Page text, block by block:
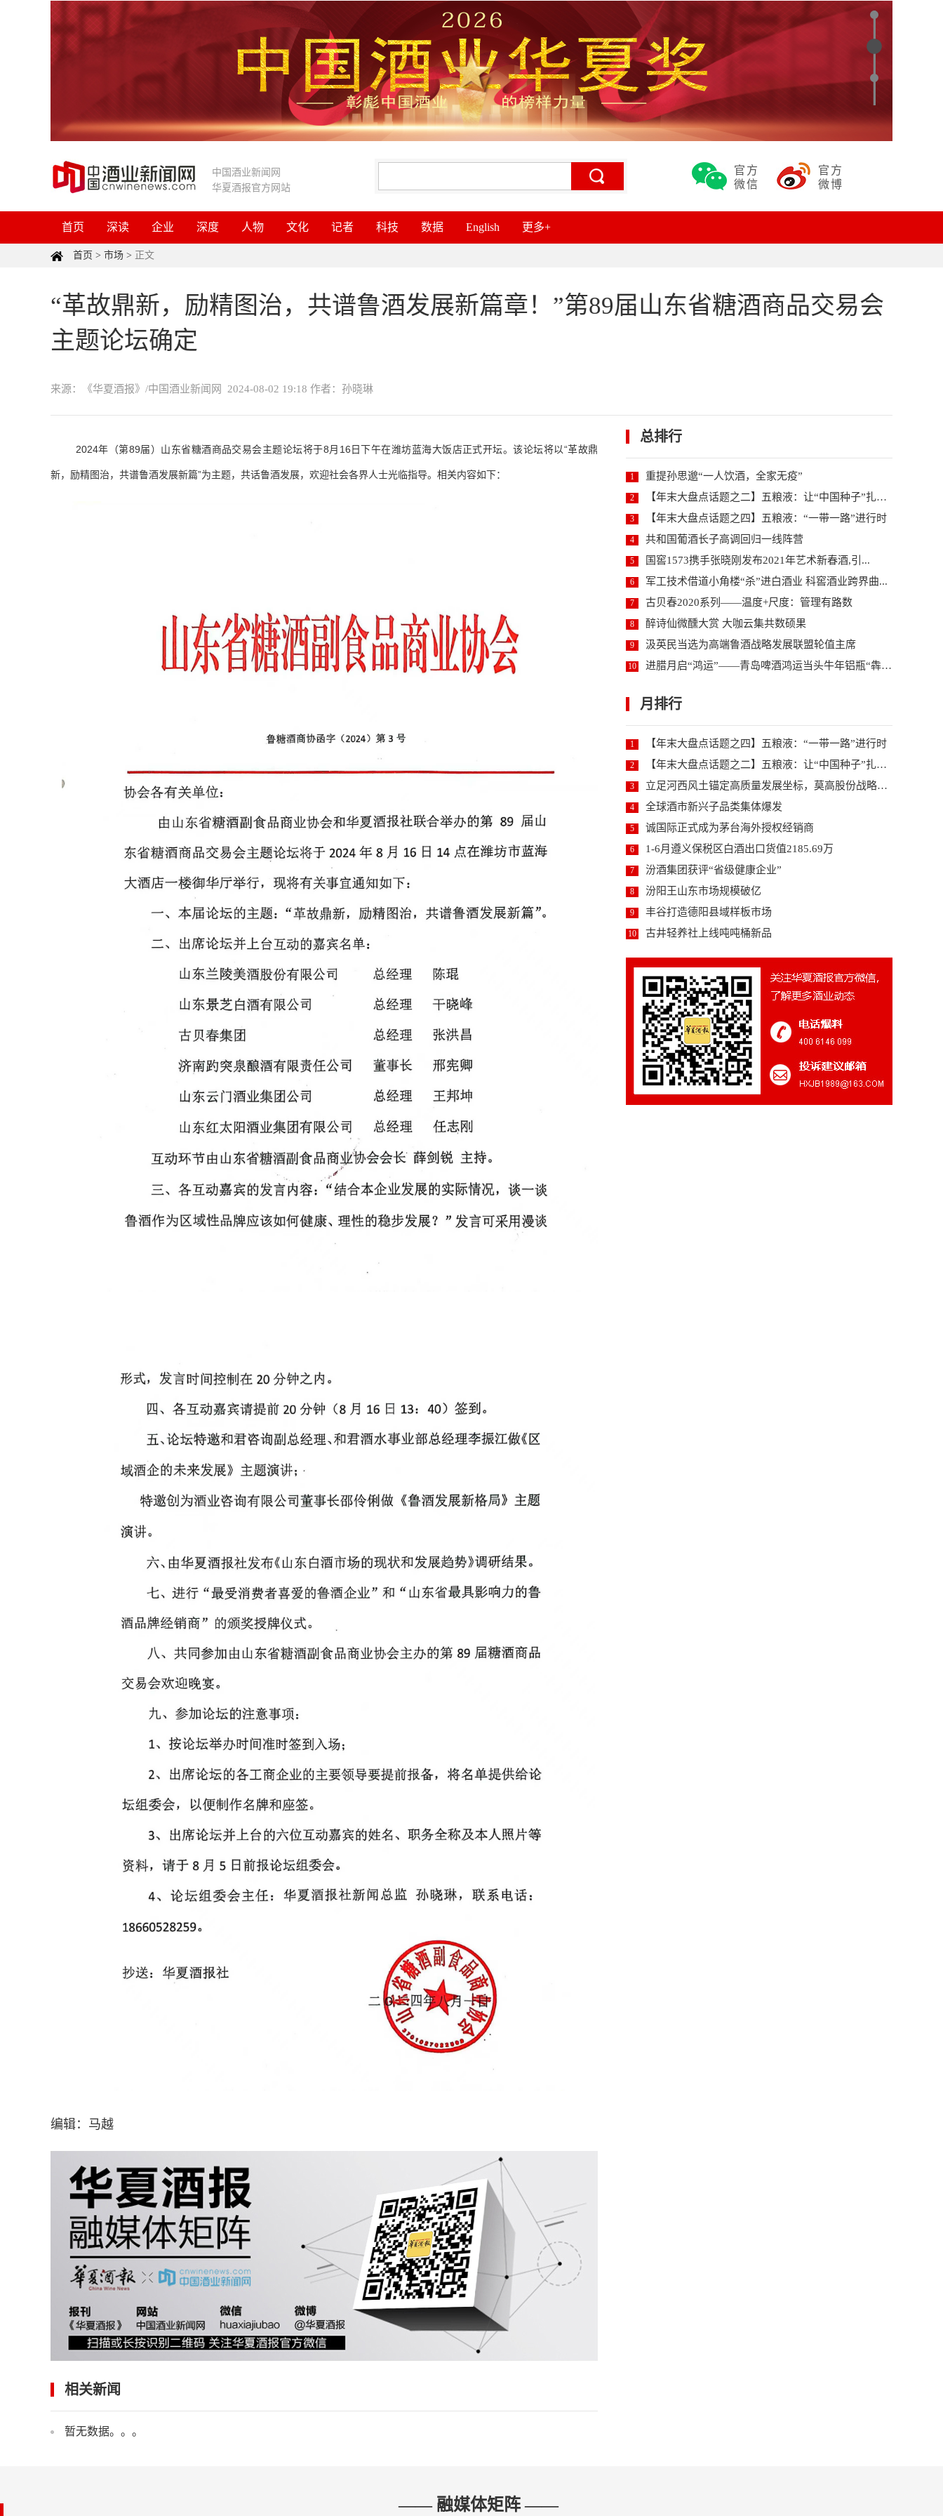
中国酒业新闻网
华夏酒报官方网站
官方
微信
官方
微博
首页 深读 企业 深度 人物 文化 记者 科技 数据 English 更多+
首页 > 市场 > 正文
“革故鼎新，励精图治，共谱鲁酒发展新篇章！”第89届山东省糖酒商品交易会
主题论坛确定
来源：《华夏酒报》/中国酒业新闻网 2024-08-02 19:18 作者：孙晓琳
2024年（第89届）山东省糖酒商品交易会主题论坛将于8月16日下午在潍坊蓝海大饭店正式开坛。该论坛将以“革故鼎
新，励精图治，共谱鲁酒发展新篇”为主题，共话鲁酒发展，欢迎社会各界人士光临指导。相关内容如下：
编辑：马越
相关新闻
暂无数据。。。
总排行
1 重提孙思邈“一人饮酒，全家无疫”
2 【年末大盘点话题之二】五粮液：让“中国种子”扎根世...
3 【年末大盘点话题之四】五粮液：“一带一路”进行时
4 共和国葡酒长子高调回归一线阵营
5 国窖1573携手张晓刚发布2021年艺术新春酒,引...
6 军工技术借道小角楼“杀”进白酒业 科窖酒业跨界曲...
7 古贝春2020系列——温度+尺度：管理有路数
8 醉诗仙微醺大赏 大咖云集共数硕果
9 汲英民当选为高端鲁酒战略发展联盟轮值主席
10 进腊月启“鸿运”——青岛啤酒鸿运当头牛年铝瓶“犇”...
月排行
1 【年末大盘点话题之四】五粮液：“一带一路”进行时
2 【年末大盘点话题之二】五粮液：让“中国种子”扎根世...
3 立足河西风土锚定高质量发展坐标，莫高股份战略升级研...
4 全球酒市新兴子品类集体爆发
5 诚国际正式成为茅台海外授权经销商
6 1-6月遵义保税区白酒出口货值2185.69万
7 汾酒集团获评“省级健康企业”
8 汾阳王山东市场规模破亿
9 丰谷打造德阳县域样板市场
10 古井轻养社上线吨吨桶新品
—— 融媒体矩阵 ——